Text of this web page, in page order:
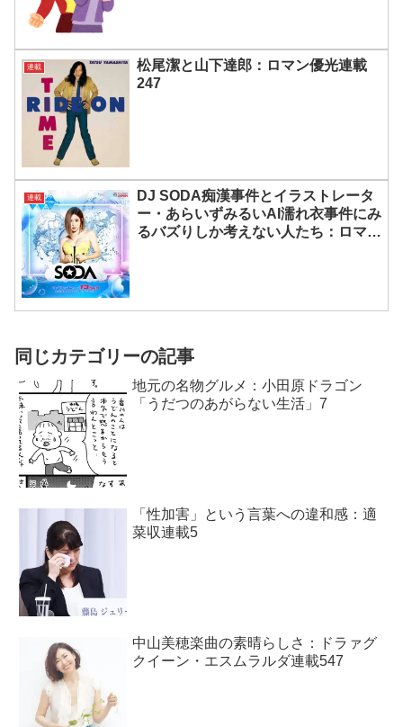
連載
松尾潔と山下達郎：ロマン優光連載
247
連載
DJ SODA痴漢事件とイラストレータ
ー・あらいずみるいAI濡れ衣事件にみ
るバズりしか考えない人たち：ロマン
同じカテゴリーの記事
地元の名物グルメ：小田原ドラゴン
「うだつのあがらない生活」7
「性加害」という言葉への違和感：適
菜収連載5
中山美穂楽曲の素晴らしさ：ドラァグ
クイーン・エスムラルダ連載547